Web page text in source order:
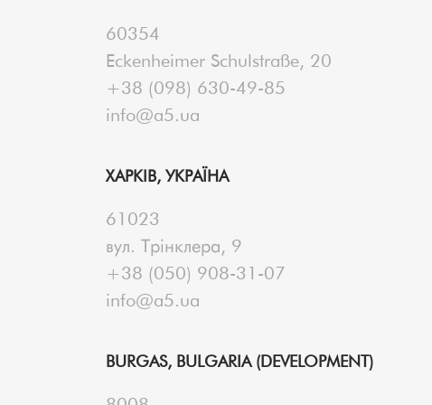
60354
Eckenheimer Schulstraße, 20
+38 (098) 630-49-85
info@a5.ua
ХАРКІВ, УКРАЇНА
61023
вул. Трінклера, 9
+38 (050) 908-31-07
info@a5.ua
BURGAS, BULGARIA (DEVELOPMENT)